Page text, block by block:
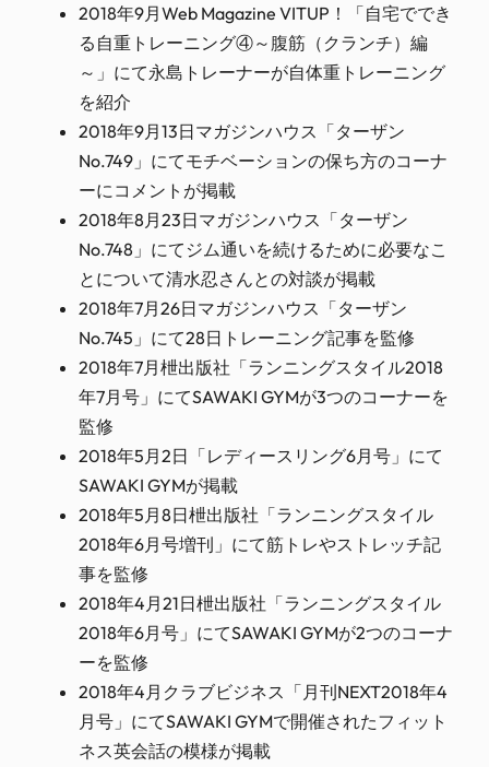
2018年9月Web Magazine VITUP！「自宅ででき
る自重トレーニング④～腹筋（クランチ）編
～」にて永島トレーナーが自体重トレーニング
を紹介
2018年9月13日マガジンハウス「ターザン
No.749」にてモチベーションの保ち方のコーナ
ーにコメントが掲載
2018年8月23日マガジンハウス「ターザン
No.748」にてジム通いを続けるために必要なこ
とについて清水忍さんとの対談が掲載
2018年7月26日マガジンハウス「ターザン
No.745」にて28日トレーニング記事を監修
2018年7月枻出版社「ランニングスタイル2018
年7月号」にてSAWAKI GYMが3つのコーナーを
監修
2018年5月2日「レディースリング6月号」にて
SAWAKI GYMが掲載
2018年5月8日枻出版社「ランニングスタイル
2018年6月号増刊」にて筋トレやストレッチ記
事を監修
2018年4月21日枻出版社「ランニングスタイル
2018年6月号」にてSAWAKI GYMが2つのコーナ
ーを監修
2018年4月クラブビジネス「月刊NEXT2018年4
月号」にてSAWAKI GYMで開催されたフィット
ネス英会話の模様が掲載